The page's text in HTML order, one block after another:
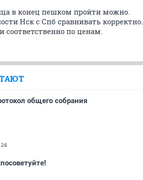
в конец пешком пройти можно.
Нск с Спб сравнивать корректно.
соответственно по ценам.
общего собрания